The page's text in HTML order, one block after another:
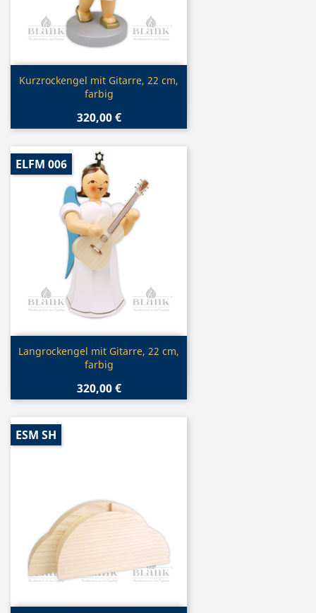
Vorschau
Kurzrockengel mit Gitarre, 22 cm,
farbig
320,00 €
Vorschau
Langrockengel mit Gitarre, 22 cm,
farbig
320,00 €
ELFM 006
ESM SH